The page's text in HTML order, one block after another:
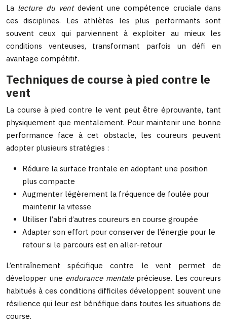
La lecture du vent devient une compétence cruciale dans
ces disciplines. Les athlètes les plus performants sont
souvent ceux qui parviennent à exploiter au mieux les
conditions venteuses, transformant parfois un défi en
avantage compétitif.
Techniques de course à pied contre le
vent
La course à pied contre le vent peut être éprouvante, tant
physiquement que mentalement. Pour maintenir une bonne
performance face à cet obstacle, les coureurs peuvent
adopter plusieurs stratégies :
Réduire la surface frontale en adoptant une position
plus compacte
Augmenter légèrement la fréquence de foulée pour
maintenir la vitesse
Utiliser l’abri d’autres coureurs en course groupée
Adapter son effort pour conserver de l’énergie pour le
retour si le parcours est en aller-retour
L’entraînement spécifique contre le vent permet de
développer une endurance mentale précieuse. Les coureurs
habitués à ces conditions difficiles développent souvent une
résilience qui leur est bénéfique dans toutes les situations de
course.